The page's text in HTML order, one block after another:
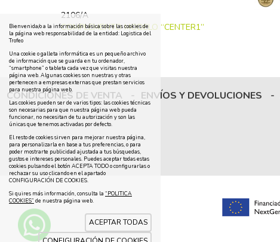
2106/A
COMPLEMENTO MODELO “CENTER1”
CONDICIONES DE VENTA - ENVÍOS Y DEVOLUCIONES -
Bienvenida/o a la información básica sobre las cookies de
la página web responsabilidad de la entidad: Logistica del
Trofeo
Una cookie o galleta informática es un pequeño archivo
de información que se guarda en tu ordenador,
“smartphone” o tableta cada vez que visitas nuestra
página web. Algunas cookies son nuestras y otras
pertenecen a empresas externas que prestan servicios
para nuestra página web.
Las cookies pueden ser de varios tipos: las cookies técnicas
son necesarias para que nuestra página web pueda
funcionar, no necesitan de tu autorización y son las
únicas que tenemos activadas por defecto.
El resto de cookies sirven para mejorar nuestra página,
para personalizarla en base a tus preferencias, o para
poder mostrarte publicidad ajustada a tus búsquedas,
gustos e intereses personales. Puedes aceptar todas estas
cookies pulsando el botón ACEPTA TODO o configurarlas o
rechazar su uso clicando en el apartado
CONFIGURACIÓN DE COOKIES.
Si quires más información, consulta la “POLITICA
COOKIES” de nuestra página web.
ACEPTAR TODAS